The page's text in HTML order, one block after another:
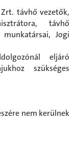
távhő vezetők,
távhő
Jogi
eljáró
szükséges
nem kerülnek